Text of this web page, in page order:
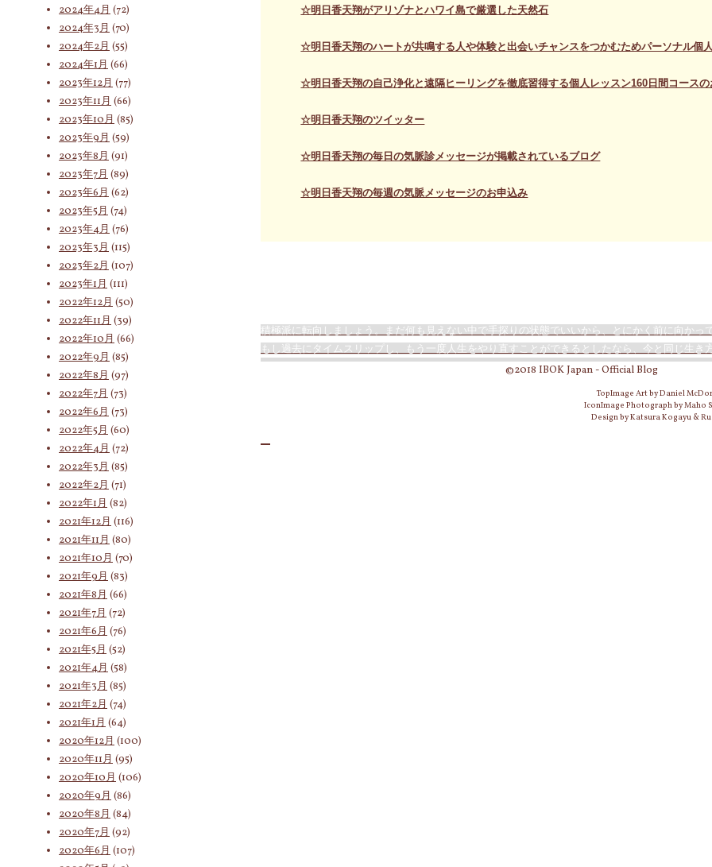
☆明日香天翔がアリゾナとハワイ島で厳選した天然石
☆明日香天翔のハートが共鳴する人や体験と出会いチャンスをつかむためパーソナル個
☆明日香天翔の自己浄化と遠隔ヒーリングを徹底習得する個人レッスン160日間コースの
☆明日香天翔のツイッター
☆明日香天翔の毎日の気脈診メッセージが掲載されているブログ
☆明日香天翔の毎週の気脈メッセージのお申込み
2024年4月 (72)
2024年3月 (70)
2024年2月 (55)
2024年1月 (66)
2023年12月 (77)
2023年11月 (66)
2023年10月 (85)
2023年9月 (59)
2023年8月 (91)
2023年7月 (89)
2023年6月 (62)
2023年5月 (74)
2023年4月 (76)
2023年3月 (115)
2023年2月 (107)
2023年1月 (111)
2022年12月 (50)
2022年11月 (39)
2022年10月 (66)
2022年9月 (85)
2022年8月 (97)
2022年7月 (73)
2022年6月 (73)
2022年5月 (60)
2022年4月 (72)
2022年3月 (85)
2022年2月 (71)
2022年1月 (82)
2021年12月 (116)
2021年11月 (80)
2021年10月 (70)
2021年9月 (83)
2021年8月 (66)
2021年7月 (72)
2021年6月 (76)
2021年5月 (52)
2021年4月 (58)
2021年3月 (85)
2021年2月 (74)
2021年1月 (64)
2020年12月 (100)
2020年11月 (95)
2020年10月 (106)
2020年9月 (86)
2020年8月 (84)
2020年7月 (92)
2020年6月 (107)
積極派に転向しましょう。まだ何も見えない中で手探りの状態でいいから、とにかく前に向かっ
もし過去にタイムスリップし、もう一度人生をやり直すことができるとしたなら、今と同じ生き
©2018 IBOK Japan - Official Blog
TopImage Art by Daniel
IconImage Photograph by Maho
Design by Katsura Kogayu &